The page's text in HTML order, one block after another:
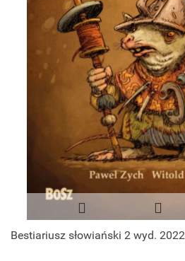
Bestiariusz słowiański 2 wyd. 2022